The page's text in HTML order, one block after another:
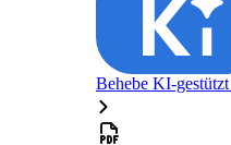
Behebe KI-